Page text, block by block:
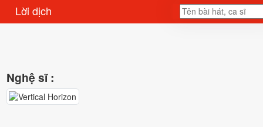
Lời dịch
Nghệ sĩ :